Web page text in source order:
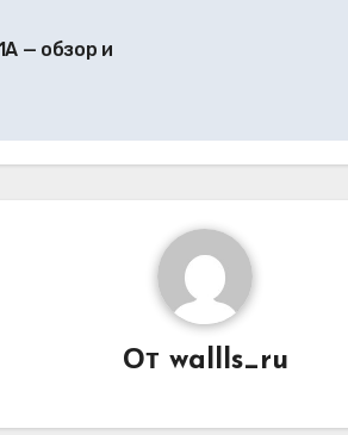
— обзор и
От wallls_ru